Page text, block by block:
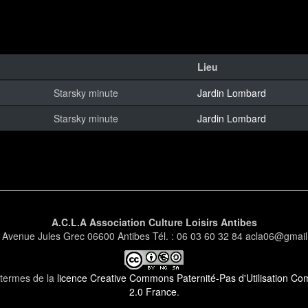
Lieu
Starsky minute
Jardin Lombard
Starsky minute
Jardin Lombard
A.C.L.A Association Culture Loisirs Antibes
Jules Grec 06600 Antibes Tél. : 06 03 60 32 84
de la licence Creative Commons Paternité-Pas d'Utilisation
2.0 France.